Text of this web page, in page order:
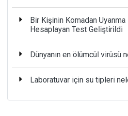
Bir Kişinin Komadan
Hesaplayan Test Geliştirildi
Dünyanın en ölümcül virüsü
Laboratuvar için su tipleri